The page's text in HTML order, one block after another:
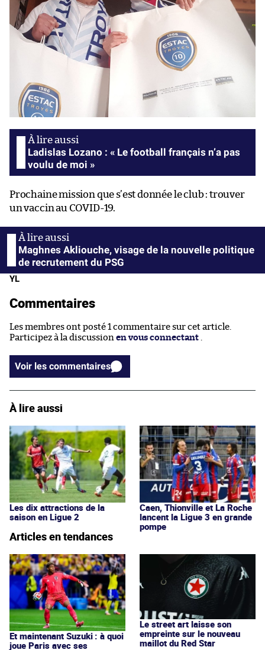
Ladislas Lozano : « Le football français n’a pas
voulu de moi »
Prochaine mission que s’est donnée le club : trouver
un vaccin au COVID-19.
Maghnes Akliouche, visage de la nouvelle politique
de recrutement du PSG
YL
Commentaires
Les membres ont posté 1 commentaire sur cet article.
Participez à la discussion en vous connectant
Voir les commentaires
À lire aussi
Les dix attractions de la
saison en Ligue 2
Caen, Thionville et La Roche
lancent la Ligue 3 en grande
pompe
Articles en tendances
Et maintenant Suzuki : à quoi
joue Paris avec ses
Le street art laisse son
empreinte sur le nouveau
maillot du Red Star